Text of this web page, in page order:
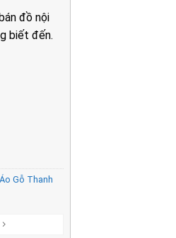
đồ nội
biết đến.
Gỗ Thanh